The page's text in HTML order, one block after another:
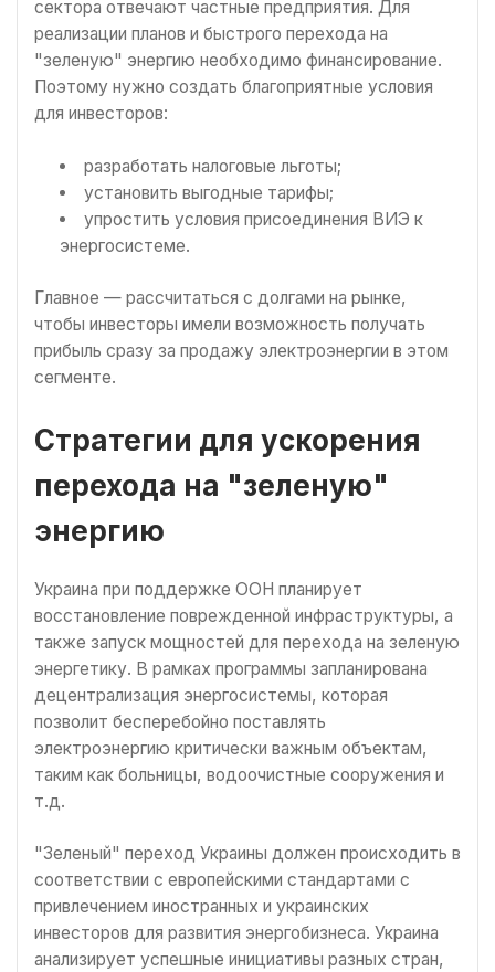
сектора отвечают частные предприятия. Для
реализации планов и быстрого перехода на
"зеленую" энергию необходимо финансирование.
Поэтому нужно создать благоприятные условия
для инвесторов:
разработать налоговые льготы;
установить выгодные тарифы;
упростить условия присоединения ВИЭ к
энергосистеме.
Главное — рассчитаться с долгами на рынке,
чтобы инвесторы имели возможность получать
прибыль сразу за продажу электроэнергии в этом
сегменте.
Стратегии для ускорения
перехода на "зеленую"
энергию
Украина при поддержке ООН планирует
восстановление поврежденной инфраструктуры, а
также запуск мощностей для перехода на зеленую
энергетику. В рамках программы запланирована
децентрализация энергосистемы, которая
позволит бесперебойно поставлять
электроэнергию критически важным объектам,
таким как больницы, водоочистные сооружения и
т.д.
"Зеленый" переход Украины должен происходить в
соответствии с европейскими стандартами с
привлечением иностранных и украинских
инвесторов для развития энергобизнеса. Украина
анализирует успешные инициативы разных стран,